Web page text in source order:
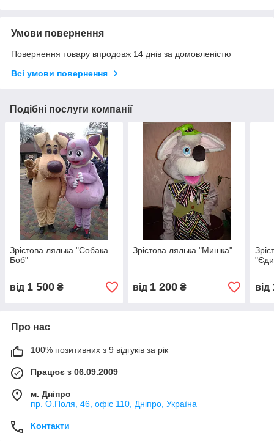
Умови повернення
Повернення товару впродовж 14 днів за домовленістю
Всі умови повернення
Подібні послуги компанії
Зрістова лялька "Собака
Боб"
від 1 500 ₴
Зрістова лялька "Мишка"
від 1 200₴ від
Про нас
100% позитивних з 9 відгуків за рік
Працює з 06.09.2009
м. Дніпро
пр. О.Поля, 46, офіс 110, Дніпро, Україна
Контакти